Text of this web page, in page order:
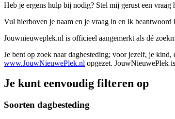
Heb je ergens hulp bij nodig? Stel mij gerust een vraag
Vul hierboven je naam en je vraag in en ik beantwoord
Jouwnieuweplek.nl is officieel aangemerkt als dé
Je bent op zoek naar dagbesteding; voor jezelf, je
www.JouwNieuwePlek.nl opgezet. JouwNieuwePlek
Je kunt eenvoudig filteren op
Soorten dagbesteding